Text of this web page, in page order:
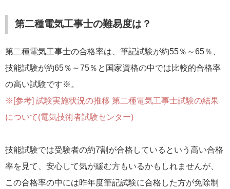
第二種電気工事士の難易度は？
第二種電気工事士の合格率は、筆記試験が約55％～65％、
技能試験が約65％～75％と国家資格の中では比較的合格率
の高い試験です※。
※[参考] 試験実施状況の推移 第二種電気工事士試験の結果
について(電気技術者試験センター)
技能試験では受験者の約7割が合格しているという高い合格
率を見て、安心して気が緩む方もいるかもしれませんが、
この合格率の中には昨年度筆記試験に合格した方が免除制